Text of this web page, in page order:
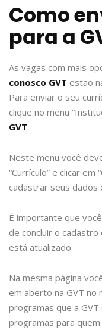
Como
para a
As vagas com mais
conosco GVT estão
Para enviar o seu
clique no menu
GVT.
Neste menu você
“Currículo” e clicar em
cadastrar seus dados
É importante que
de concluir o
está atualizado.
Na mesma página
em aberto na GVT
programas que a
programas para